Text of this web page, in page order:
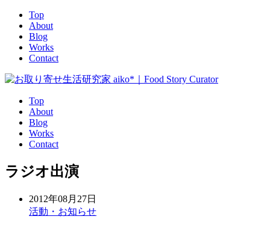
Top
About
Blog
Works
Contact
Top
About
Blog
Works
Contact
ラジオ出演
2012年08月27日
活動・お知らせ